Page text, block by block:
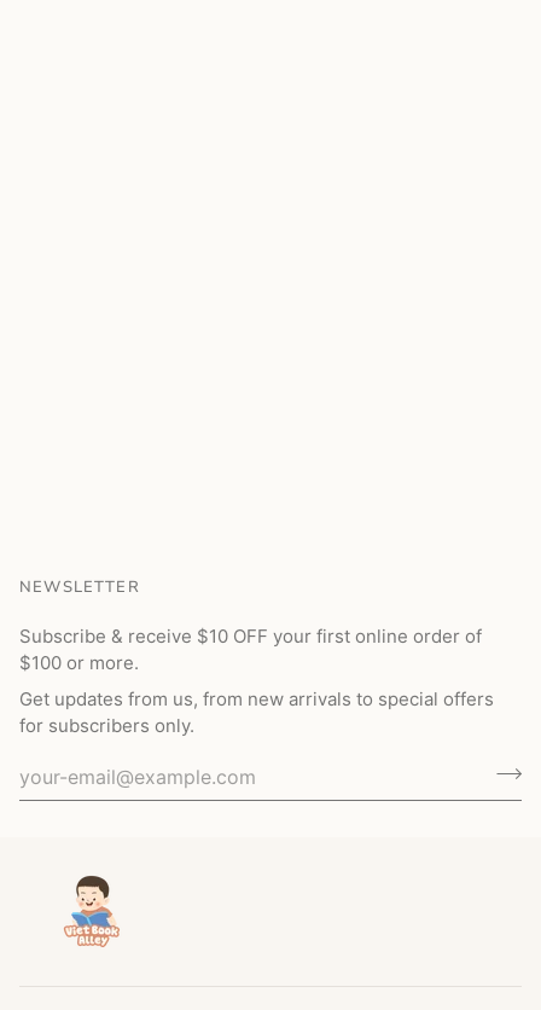
NEWSLETTER
Subscribe & receive $10 OFF your first online order of
$100 or more.
Get updates from us, from new arrivals to special offers
for subscribers only.